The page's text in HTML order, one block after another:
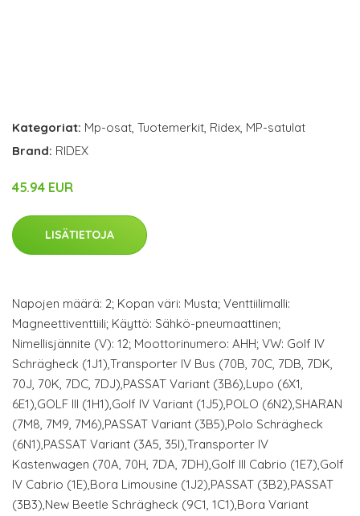
Kategoriat: Mp-osat, Tuotemerkit, Ridex, MP-satulat
Brand: RIDEX
45.94 EUR
LISÄTIETOJA
Napojen määrä: 2; Kopan väri: Musta; Venttiilimalli:
Magneettiventtiili; Käyttö: Sähkö-pneumaattinen;
Nimellisjännite (V): 12; Moottorinumero: AHH; VW: Golf IV
Schrägheck (1J1),Transporter IV Bus (70B, 70C, 7DB, 7DK,
70J, 70K, 7DC, 7DJ),PASSAT Variant (3B6),Lupo (6X1,
6E1),GOLF III (1H1),Golf IV Variant (1J5),POLO (6N2),SHARAN
(7M8, 7M9, 7M6),PASSAT Variant (3B5),Polo Schrägheck
(6N1),PASSAT Variant (3A5, 35I),Transporter IV
Kastenwagen (70A, 70H, 7DA, 7DH),Golf III Cabrio (1E7),Golf
IV Cabrio (1E),Bora Limousine (1J2),PASSAT (3B2),PASSAT
(3B3),New Beetle Schrägheck (9C1, 1C1),Bora Variant